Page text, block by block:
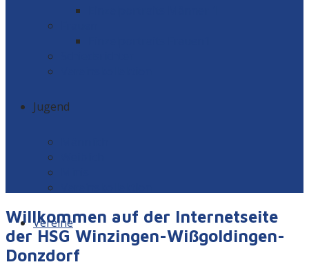
Jugend
Vereine
Willkommen auf der Internetseite
der HSG Winzingen-Wißgoldingen-
Donzdorf